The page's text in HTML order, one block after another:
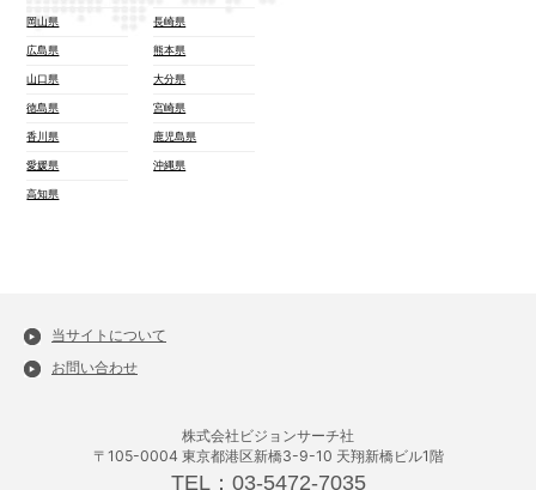
岡山県
広島県
山口県
徳島県
香川県
愛媛県
高知県
長崎県
熊本県
大分県
宮崎県
鹿児島県
沖縄県
当サイトについて
お問い合わせ
株式会社ビジョンサーチ社
〒105-0004 東京都港区新橋3-9-10 天翔新橋ビル1階
TEL：03-5472-7035